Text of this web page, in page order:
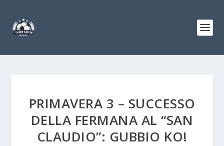
PRIMAVERA 3 – SUCCESSO
DELLA FERMANA AL “SAN
CLAUDIO”: GUBBIO KO!